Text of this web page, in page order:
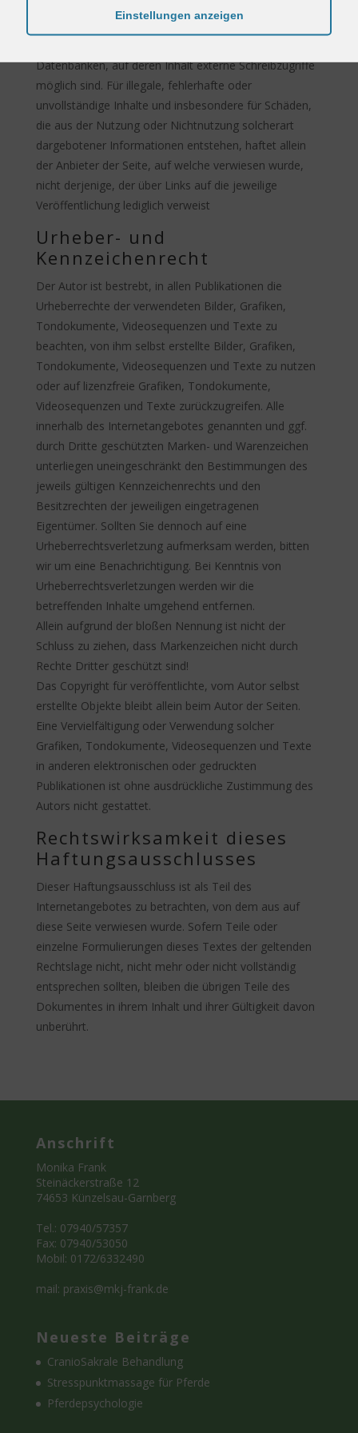
Gästebüchern, Diskussionsforen, Linkverzeichnissen,
Datenbanken, auf deren Inhalt externe Schreibzugriffe
möglich sind. Für illegale, fehlerhafte oder
unvollständige Inhalte und insbesondere für Schäden,
die aus der Nutzung oder Nichtnutzung solcherart
dargebotener Informationen entstehen, haftet allein
der Anbieter der Seite, auf welche verwiesen wurde,
nicht derjenige, der über Links auf die jeweilige
Veröffentlichung lediglich verweist
Urheber- und
Kennzeichenrecht
Der Autor ist bestrebt, in allen Publikationen die
Urheberrechte der verwendeten Bilder, Grafiken,
Tondokumente, Videosequenzen und Texte zu
beachten, von ihm selbst erstellte Bilder, Grafiken,
Tondokumente, Videosequenzen und Texte zu nutzen
oder auf lizenzfreie Grafiken, Tondokumente,
Videosequenzen und Texte zurückzugreifen. Alle
innerhalb des Internetangebotes genannten und ggf.
durch Dritte geschützten Marken- und Warenzeichen
unterliegen uneingeschränkt den Bestimmungen des
jeweils gültigen Kennzeichenrechts und den
Besitzrechten der jeweiligen eingetragenen
Eigentümer. Sollten Sie dennoch auf eine
Urheberrechtsverletzung aufmerksam werden, bitten
wir um eine Benachrichtigung. Bei Kenntnis von
Urheberrechtsverletzungen werden wir die
betreffenden Inhalte umgehend entfernen.
Allein aufgrund der bloßen Nennung ist nicht der
Schluss zu ziehen, dass Markenzeichen nicht durch
Rechte Dritter geschützt sind!
Das Copyright für veröffentlichte, vom Autor selbst
erstellte Objekte bleibt allein beim Autor der Seiten.
Eine Vervielfältigung oder Verwendung solcher
Grafiken, Tondokumente, Videosequenzen und Texte
in anderen elektronischen oder gedruckten
Publikationen ist ohne ausdrückliche Zustimmung des
Autors nicht gestattet.
Rechtswirksamkeit dieses
Haftungsausschlusses
Dieser Haftungsausschluss ist als Teil des
Internetangebotes zu betrachten, von dem aus auf
diese Seite verwiesen wurde. Sofern Teile oder
einzelne Formulierungen dieses Textes der geltenden
Rechtslage nicht, nicht mehr oder nicht vollständig
entsprechen sollten, bleiben die übrigen Teile des
Dokumentes in ihrem Inhalt und ihrer Gültigkeit davon
unberührt.
Anschrift
Monika Frank
Steinäckerstraße 12
74653 Künzelsau-Garnberg
Tel.: 07940/57357
Fax: 07940/53050
Mobil: 0172/6332490
mail: praxis@mkj-frank.de
Neueste Beiträge
CranioSakrale Behandlung
Stresspunktmassage für Pferde
Pferdepsychologie
Einstellungen anzeigen